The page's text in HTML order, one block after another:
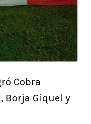
Cobra
Borja Giquel y